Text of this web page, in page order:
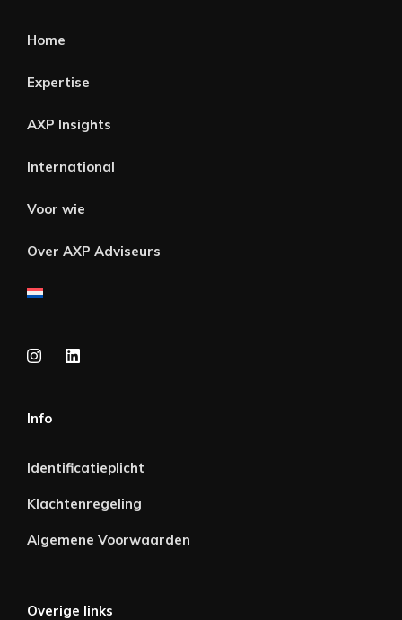
Home
Expertise
AXP Insights
International
Voor wie
Over AXP Adviseurs
Info
Identificatieplicht
Klachtenregeling
Algemene Voorwaarden
Overige links